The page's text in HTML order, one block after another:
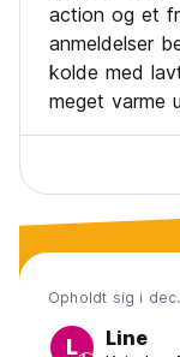
action og et
anmeldelser
kolde med
meget varme
Opholdt sig i
L Line